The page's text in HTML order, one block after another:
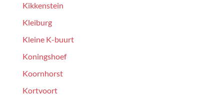
Kikkenstein
Kleiburg
Kleine K-buurt
Koningshoef
Koornhorst
Kortvoort